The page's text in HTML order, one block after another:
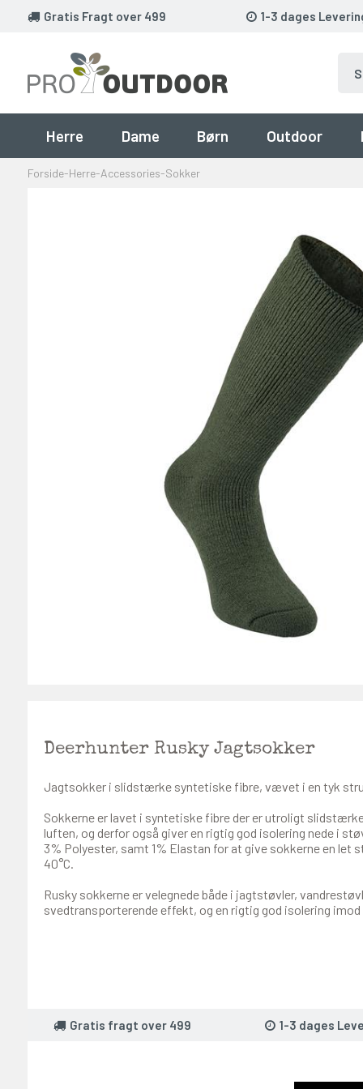
Gratis Fragt over 499 1-3 dages
Herre Dame Børn Outdoor
Forside-Herre-Accessories-Sokker
Deerhunter Rusky Jagtsokker
Jagtsokker i slidstærke syntetiske fibre, vævet i en tyk
Sokkerne er lavet i syntetiske fibre der er utroligt
luften, og derfor også giver en rigtig god isolering nede i
3% Polyester, samt 1% Elastan for at give sokkerne en
40°C.
Rusky sokkerne er velegnede både i jagtstøvler,
svedtransporterende effekt, og en rigtig god isolering imod
Gratis fragt over 499 1-3 dages